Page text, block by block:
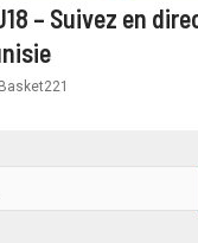
– Suivez en
Basket221